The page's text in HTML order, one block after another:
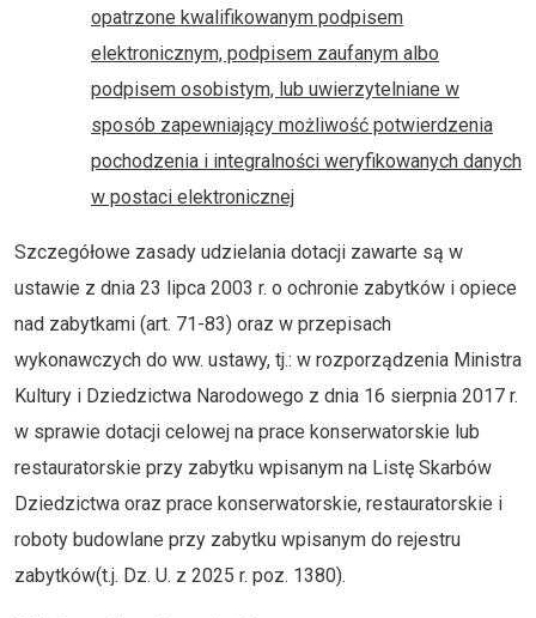
opatrzone kwalifikowanym podpisem
elektronicznym, podpisem zaufanym albo
podpisem osobistym, lub uwierzytelniane w
sposób zapewniający możliwość potwierdzenia
pochodzenia i integralności weryfikowanych danych
w postaci elektronicznej
Szczegółowe zasady udzielania dotacji zawarte są w
ustawie z dnia 23 lipca 2003 r. o ochronie zabytków i opiece
nad zabytkami (art. 71-83) oraz w przepisach
wykonawczych do ww. ustawy, tj.: w rozporządzenia Ministra
Kultury i Dziedzictwa Narodowego z dnia 16 sierpnia 2017 r.
w sprawie dotacji celowej na prace konserwatorskie lub
restauratorskie przy zabytku wpisanym na Listę Skarbów
Dziedzictwa oraz prace konserwatorskie, restauratorskie i
roboty budowlane przy zabytku wpisanym do rejestru
zabytków(t.j. Dz. U. z 2025 r. poz. 1380).